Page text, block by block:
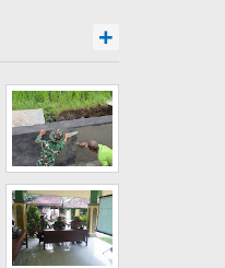
+